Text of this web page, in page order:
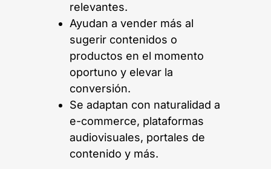
relevantes.
Ayudan a vender más al
sugerir contenidos o
productos en el momento
oportuno y elevar la
conversión.
Se adaptan con naturalidad a
e-commerce, plataformas
audiovisuales, portales de
contenido y más.